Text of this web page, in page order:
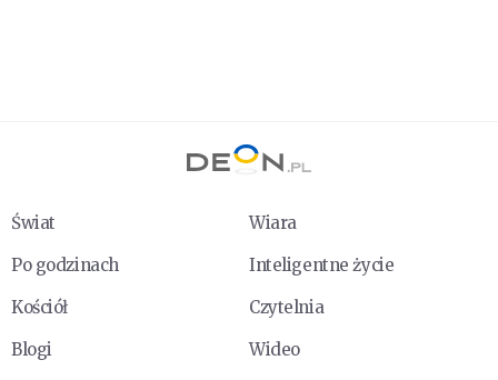
Świat
Wiara
Po godzinach
Inteligentne życie
Kościół
Czytelnia
Blogi
Wideo